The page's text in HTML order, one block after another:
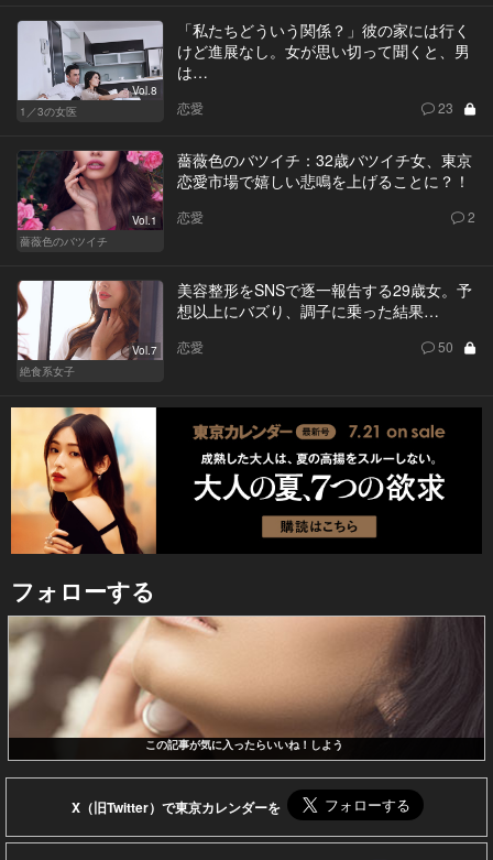
Vol.8
1／3の女医
「私たちどういう関係？」彼の家には行く
けど進展なし。女が思い切って聞くと、男
は…
恋愛 23
Vol.1
薔薇色のバツイチ
薔薇色のバツイチ：32歳バツイチ女、東京
恋愛市場で嬉しい悲鳴を上げることに？！
恋愛 2
Vol.7
絶食系女子
美容整形をSNSで逐一報告する29歳女。予
想以上にバズり、調子に乗った結果…
恋愛 50
フォローする
この記事が気に入ったらいいね！しよう
X（旧Twitter）で東京カレンダーを